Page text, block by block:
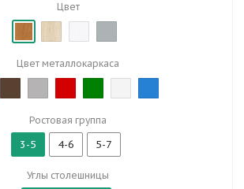
Цвет
Цвет металлокаркаса
Ростовая группа
3-5 4-6 5-7
Углы столешницы